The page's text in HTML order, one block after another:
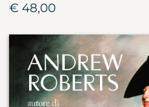
€ 48,00